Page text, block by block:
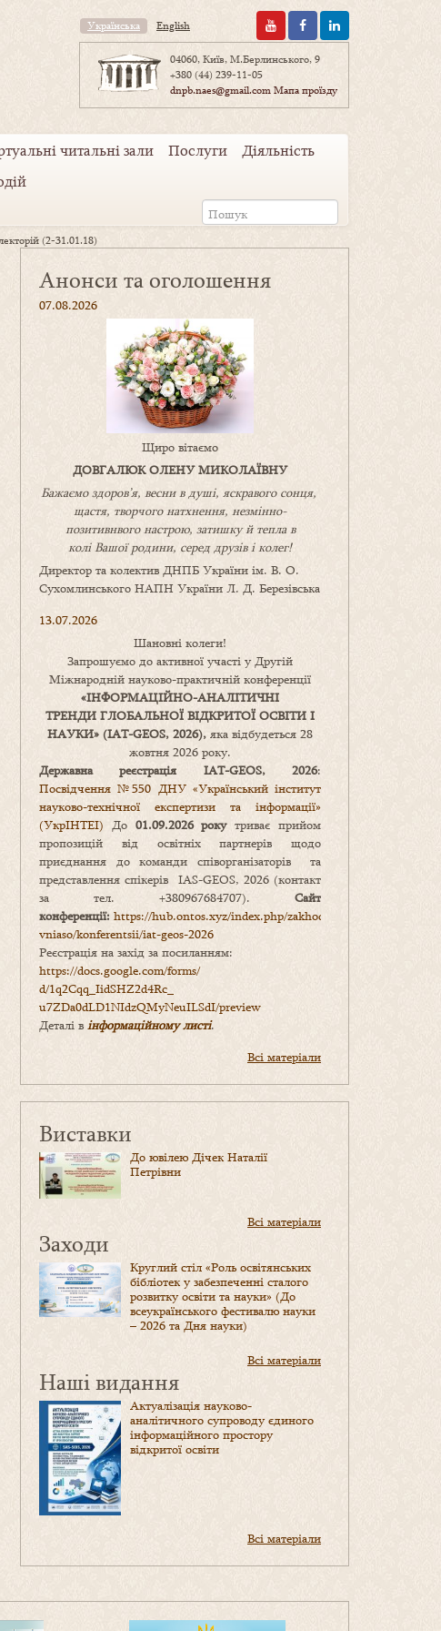
Українська English
04060, Київ, М.Берлинського, 9
+380 (44) 239-11-05
dnpb.naes@gmail.comМапа проїзду
читальні зали Послуги
Діяльність
(2-31.01.18)
Анонси та оголошення
07.08.2026
Щиро вітаємо
ДОВГАЛЮК ОЛЕНУ МИКОЛАЇВНУ
Бажаємо здоров’я, весни в душі, яскравого сонця,
щастя, творчого натхнення, незмінно-
позитивнвого настрою, затишкуйтепла в
коліВашоїродини, серед друзів і колег!
Директор та колектив ДНПБ України ім. В. О.
Сухомлинського НАПН України Л. Д. Березівська
13.07.2026
Шановні колеги!
Запрошуємо до активної участі у Другій
Міжнародній науково-практичній конференції
«ІНФОРМАЦІЙНО-АНАЛІТИЧНІ
ТРЕНДИ ГЛОБАЛЬНОЇ ВІДКРИТОЇ ОСВІТИ І
НАУКИ» (IAT-GEOS, 2026), яка відбудеться 28
жовтня 2026 року.
Державна реєстрація IAT-GEOS, 2026:
Посвідчення №550 ДНУ «Український інститут
науково-технічної експертизи та інформації»
(УкрІНТЕІ) До 01.09.2026 рокутриває прийом
пропозицій від освітніх партнерів щодо
приєднання до команди співорганізаторів та
представлення спікерів IAS-GEOS, 2026 (контакт
за тел. +380967684707). Сайт
конференції: https://hub.ontos.xyz/index.php/zakhody-
vniaso/konferentsii/iat-geos-2026
Реєстрація на захід за посиланням:
https://docs.google.com/forms/
d/1q2Cqq_IidSHZ2d4Rc_
u7ZDa0dLD1NIdzQMyNeuILSdI/preview
Деталі в інформаційному листі.
Всі матеріали
Виставки
До ювілею Дічек Наталії
Петрівни
Всі матеріали
Заходи
Круглий стіл «Роль освітянських
бібліотек у забезпеченні сталого
розвитку освіти та науки» (До
всеукраїнського фестивалю науки
– 2026 та Дня науки)
Всі матеріали
Наші видання
Актуалізація науково-
аналітичного супроводу єдиного
інформаційного простору
відкритої освіти
Всі матеріали